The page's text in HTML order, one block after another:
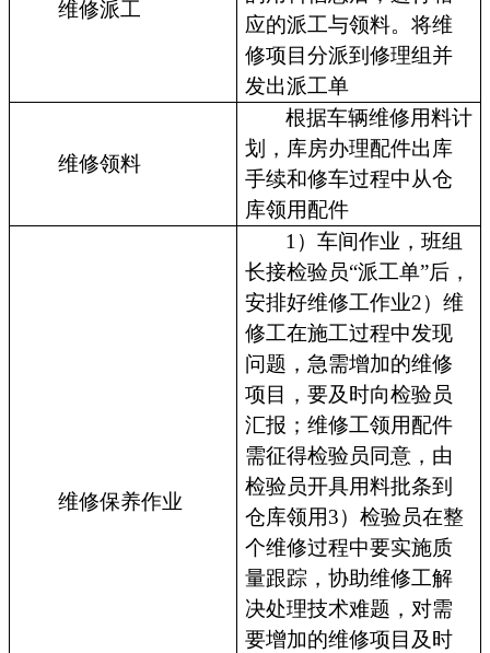
维修派工
应的派工与领料。将维
修项目分派到修理组并
发出派工单
维修领料
根据车辆维修用料计
划，库房办理配件出库
手续和修车过程中从仓
库领用配件
维修保养作业
1）车间作业，班组
长接检验员“派工单”后，
安排好维修工作业2）维
修工在施工过程中发现
问题，急需增加的维修
项目，要及时向检验员
汇报；维修工领用配件
需征得检验员同意，由
检验员开具用料批条到
仓库领用3）检验员在整
个维修过程中要实施质
量跟踪，协助维修工解
决处理技术难题，对需
要增加的维修项目及时